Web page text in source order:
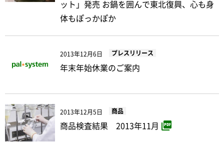
ット」発売 お鍋を囲んで東北復興、心も身
体もぽっかぽか
2013年12月6日 プレスリリース
年末年始休業のご案内
2013年12月5日 商品
商品検査結果 2013年11月